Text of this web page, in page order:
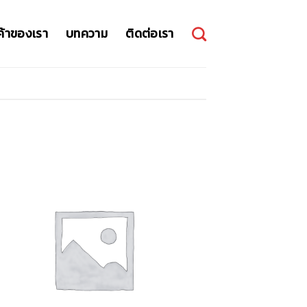
ของเรา บทความ ติดต่อเรา